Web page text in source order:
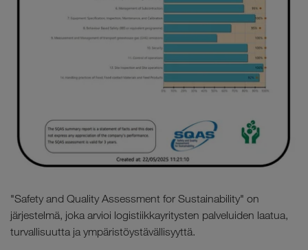
"Safety and Quality Assessment for Sustainability" on
järjestelmä, joka arvioi logistiikkayritysten palveluiden laatua,
turvallisuutta ja ympäristöystävällisyyttä.